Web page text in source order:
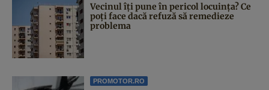
Vecinul îți pune în pericol locuința? Ce
poți face dacă refuză să remedieze
problema
PROMOTOR.RO